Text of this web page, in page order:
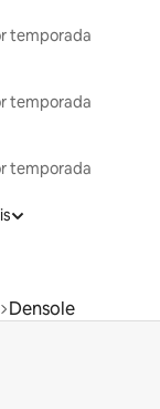
temporada
temporada
temporada
Densole